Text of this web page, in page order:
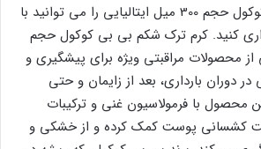
کرم ترک شکم بی بی کوکول حجم 300 میل ایتالیایی را می توانید با
کنید. کرم ترک شکم بی بی کوکول حجم
از محصولات مراقبتی ویژه برای پیشگیری و
بارداری، بعد از زایمان و حتی
محصول با فرمولاسیون غنی و ترکیبات
کشسانی پوست کمک کرده و از خشکی و